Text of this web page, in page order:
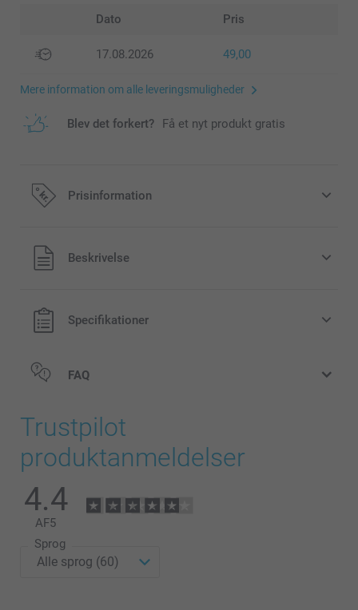
Dato Pris
17.08.2026 49,00
Mere information om alle leveringsmuligheder
Blev det forkert? Få et nyt produkt gratis
Prisinformation
Alle priser inklusive moms og uden
forsendelsesomkostninger
Beskrivelse
Specifikationer
FAQ
Trustpilot
produktanmeldelser
4.4
AF5
Sprog